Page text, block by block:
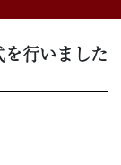
行いました